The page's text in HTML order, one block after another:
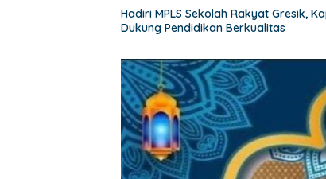
Hadiri MPLS Sekolah Rakyat Gresik,
Dukung Pendidikan Berkualitas